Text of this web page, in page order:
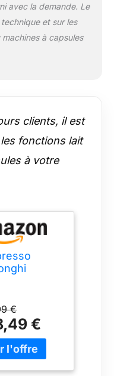
avec la demande. Le
et sur les
à capsules
clients, il est
fonctions lait
à votre
One
Bars +
Compact,
Lungo
€
€